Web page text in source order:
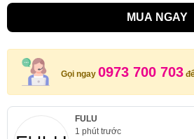
MUA NGAY
Gọi ngay 0973 700 703
FULU
1 phút trước